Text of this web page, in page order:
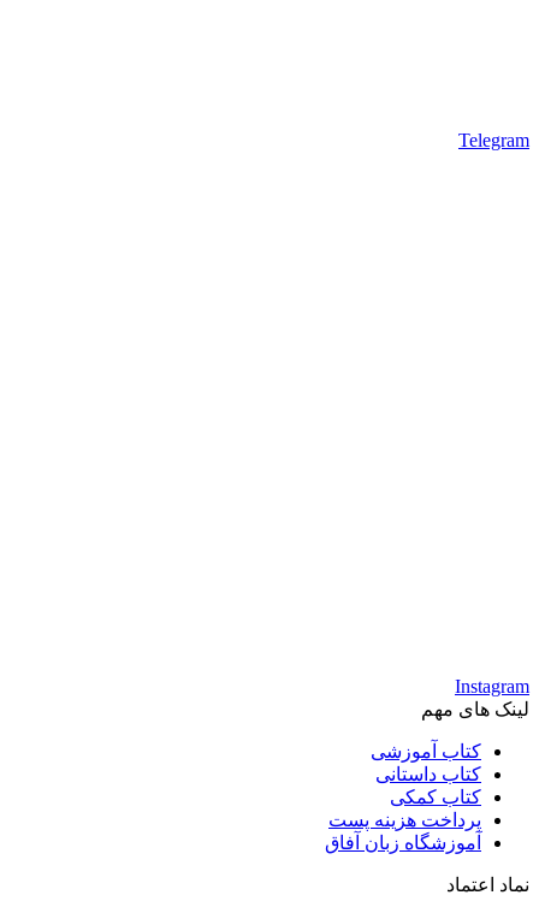
Telegram
Instagram
لینک های مهم
کتاب آموزشی
کتاب داستانی
کتاب کمکی
پرداخت هزینه پست
آموزشگاه زبان آفاق
نماد اعتماد